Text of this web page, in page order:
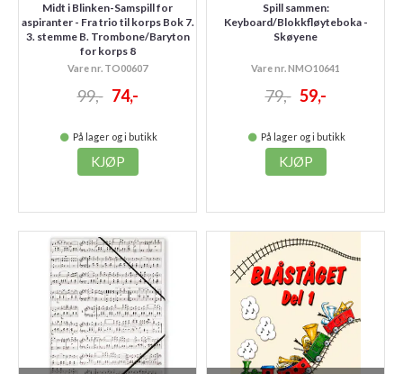
Midt i Blinken-Samspill for
aspiranter - Fra trio til korps Bok 7.
3. stemme B. Trombone/Baryton
for korps 8
Vare nr. TO00607
99,- 74,-
På lager og i butikk
KJØP
Spill sammen:
Keyboard/Blokkfløyteboka -
Skøyene
Vare nr. NMO10641
79,- 59,-
På lager og i butikk
KJØP